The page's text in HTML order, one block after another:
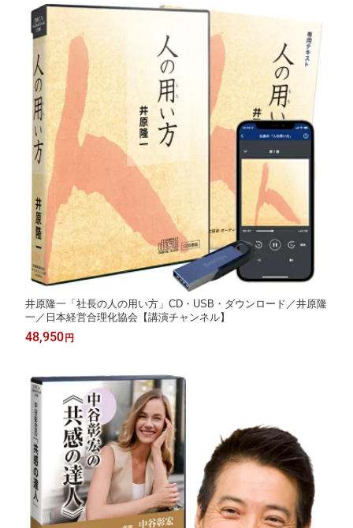
井原隆一「社長の人の用い方」CD・USB・ダウンロード／井原隆
一／日本経営合理化協会【講演チャンネル】
48,950円